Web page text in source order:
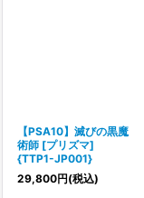
【PSA10】滅びの黒魔
術師 [プリズマ]
{TTP1-JP001}
29,800円(税込)